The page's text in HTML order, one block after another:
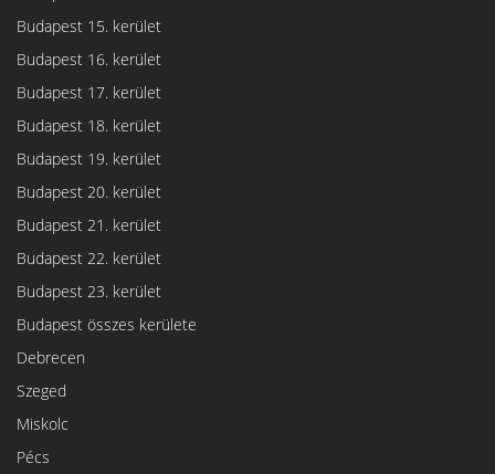
Budapest 15. kerület
Budapest 16. kerület
Budapest 17. kerület
Budapest 18. kerület
Budapest 19. kerület
Budapest 20. kerület
Budapest 21. kerület
Budapest 22. kerület
Budapest 23. kerület
Budapest összes kerülete
Debrecen
Szeged
Miskolc
Pécs